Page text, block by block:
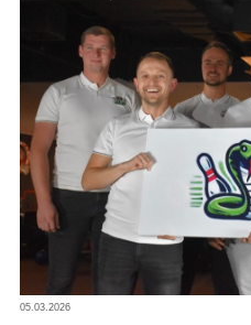
05.03.2026